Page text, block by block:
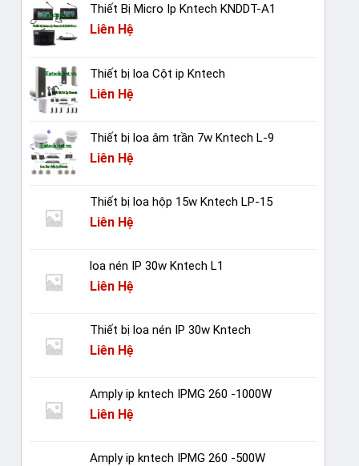
Thiết Bị Micro Ip Kntech KNDDT-A1
Liên Hệ
Thiết bị loa Cột ip Kntech
Liên Hệ
Thiết bị loa âm trần 7w Kntech L-9
Liên Hệ
Thiết bị loa hộp 15w Kntech LP-15
Liên Hệ
loa nén IP 30w Kntech L1
Liên Hệ
Thiết bị loa nén IP 30w Kntech
Liên Hệ
Amply ip kntech IPMG 260 -1000W
Liên Hệ
Amply ip kntech IPMG 260 -500W